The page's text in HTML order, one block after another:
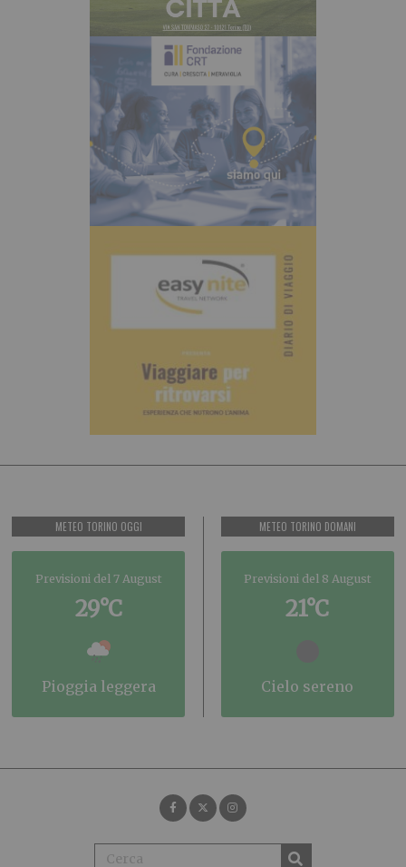
METEO TORINO OGGI
Previsioni del 7 August
29°C
pioggia leggera
METEO TORINO DOMANI
Previsioni del 8 August
21°C
cielo sereno